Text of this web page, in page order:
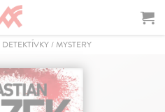
DETEKTÍVKY / MYSTERY